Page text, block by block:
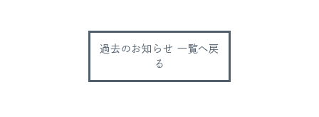
過去のお知らせ 一覧へ戻
る